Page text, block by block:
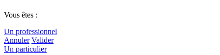
Vous êtes :
Un professionnel
Annuler Valider
Un particulier